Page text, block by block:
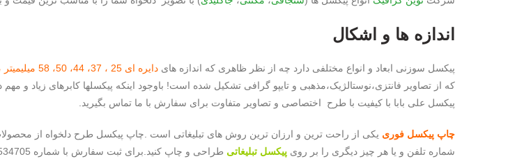
اندازه ها و اشکال
پیکسل سوزنی ابعاد و انواع مختلفی دارد چه از نظر ظاهری که اندازه های دایره ای 25 ، 37، 44، 50، 58 میلیمیتر ، مربع ، مستطیل و…
که از تصاویر فانتزی،نوستالژیک،مذهبی و تایپو گرافی تشکیل شده است! باوجود اینکه پیکسلها کابرهای زیاد و
پیکسل علی بابا با کیفیت با طرح اختصاصی و تصاویر متفاوت برای سفارش با ما تماس بگیرید.
چاپ پیکسل فوری یکی از راحت ترین و ارزان ترین روش های تبلیغاتی است .چاپ پیکسل طرح دلخواه از
شماره تلفن و یا هر چیز دیگری را بر روی پیکسل تبلیغاتی طراحی و چاپ کنید.برای ثبت سفارش با شماره 09904534705 تماس بگیرید یا در واتساپ-تلگرام-ایتا پیام بگذارید.